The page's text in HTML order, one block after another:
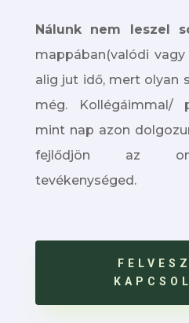
Nálunk nem leszel
mappában(valódi
alig jut idő, mert olyan
még. Kollégáimmal/
mint nap azon
fejlődjön az
tevékenységed.